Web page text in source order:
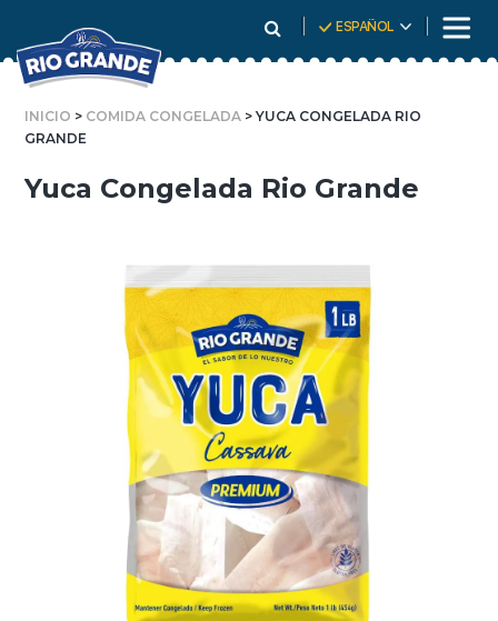
To
Content
ESPAÑOL
INICIO > COMIDA CONGELADA > YUCA CONGELADA RIO
GRANDE
Yuca Congelada Rio Grande